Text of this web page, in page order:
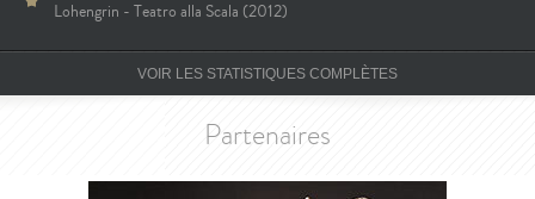
Lohengrin - Teatro alla Scala (2012)
VOIR LES STATISTIQUES COMPLÈTES
Partenaires